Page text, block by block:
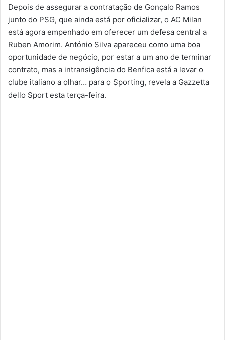
Depois de assegurar a contratação de Gonçalo Ramos
junto do PSG, que ainda está por oficializar, o AC Milan
está agora empenhado em oferecer um defesa central a
Ruben Amorim. António Silva apareceu como uma boa
oportunidade de negócio, por estar a um ano de terminar
contrato, mas a intransigência do Benfica está a levar o
clube italiano a olhar… para o Sporting, revela a Gazzetta
dello Sport esta terça-feira.